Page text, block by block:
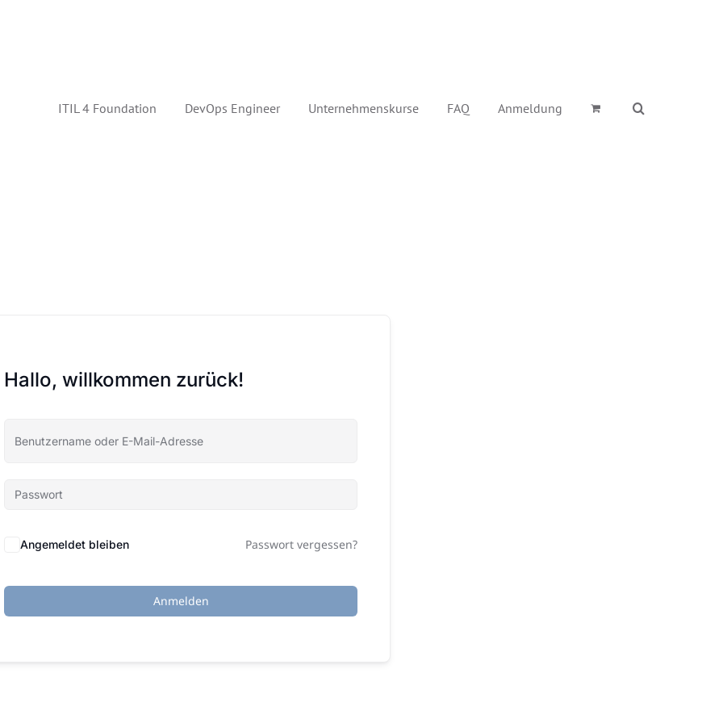
ITIL 4 Foundation DevOps Engineer Unternehmenskurse FAQ Anmeldung
Hallo, willkommen zurück!
Angemeldet bleiben Passwort vergessen?
Anmelden